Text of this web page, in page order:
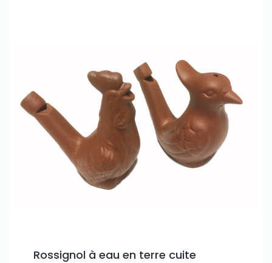
Rossignol à eau en terre cuite
Only play at Joo casinoif you really want to win a huge
amount on your credits!